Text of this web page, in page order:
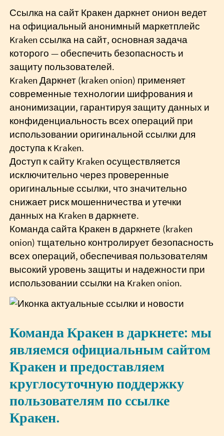
Ссылка на сайт Кракен даркнет онион ведет
на официальный анонимный маркетплейс
Kraken ссылка на сайт, основная задача
которого — обеспечить безопасность и
защиту пользователей.
Kraken Даркнет (kraken onion) применяет
современные технологии шифрования и
анонимизации, гарантируя защиту данных и
конфиденциальность всех операций при
использовании оригинальной ссылки для
доступа к Kraken.
Доступ к сайту Kraken осуществляется
исключительно через проверенные
оригинальные ссылки, что значительно
снижает риск мошенничества и утечки
данных на Kraken в даркнете.
Команда сайта Кракен в даркнете (kraken
onion) тщательно контролирует безопасность
всех операций, обеспечивая пользователям
высокий уровень защиты и надежности при
использовании ссылки на Kraken onion.
Команда Кракен в даркнете: мы
являемся официальным сайтом
Кракен и предоставляем
круглосуточную поддержку
пользователям по ссылке
Кракен.